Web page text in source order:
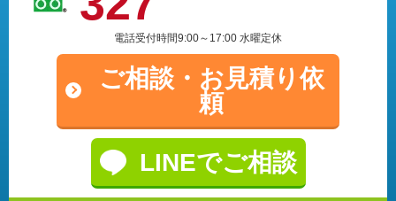
電話受付時間9:00～17:00 水曜定休
ご相談・ お見積り依
頼
LINEでご相談